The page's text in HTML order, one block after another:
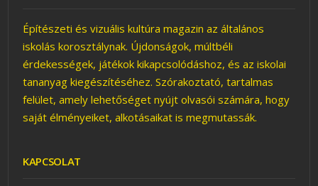
Építészeti és vizuális kultúra magazin az általános
iskolás korosztálynak. Újdonságok, múltbéli
érdekességek, játékok kikapcsolódáshoz, és az iskolai
tananyag kiegészítéséhez. Szórakoztató, tartalmas
felület, amely lehetőséget nyújt olvasói számára, hogy
saját élményeiket, alkotásaikat is megmutassák.
KAPCSOLAT